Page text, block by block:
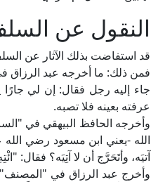
النقول عن
قد استفاضت بذلك الآثار عن
فمن ذلك: ما أخرجه عبد
جاء إليه رجل فقال: إن لي جارًا
عرفته بعينه فلا تصبه.
وأخرجه الحافظ البيهقي في
الله -يعني ابن مسعود رضي الله
آتيَه، وأتَحَرَّج أن لا آتِيَه؟ فقال:
وأخرج عبد الرزاق في